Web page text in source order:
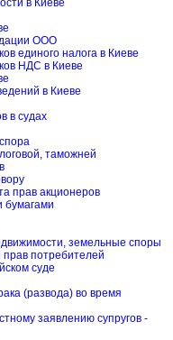
в Киеве
ООО
единого налога в Киеве
НДС в Киеве
в Киеве
в судах
таможней
прав акционеров
земельные споры
потребителей
суде
(развода) во время
заявлению супругов -